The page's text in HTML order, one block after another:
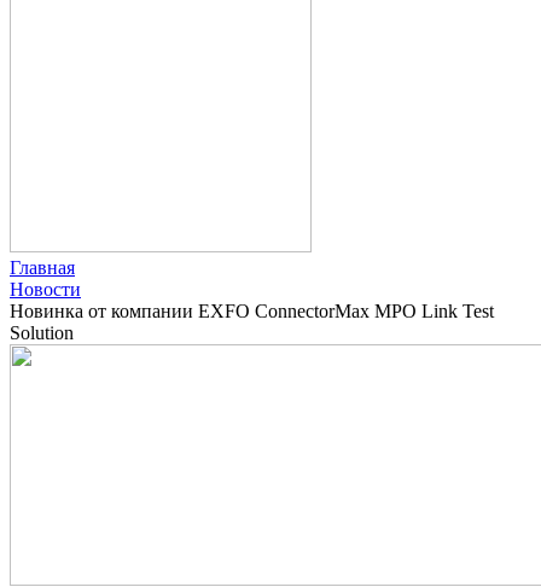
Главная
Новости
Новинка от компании EXFO ConnectorMax MPO Link Test
Solution